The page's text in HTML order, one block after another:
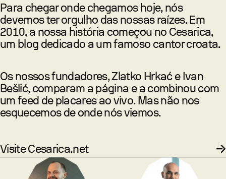
Para chegar onde chegamos hoje, nós
devemos ter orgulho das nossas raízes. Em
2010, a nossa história começou no Cesarica,
um blog dedicado a um famoso cantor croata.
Os nossos fundadores, Zlatko Hrkać e Ivan
Bešlić, comparam a página e a combinou com
um feed de placares ao vivo. Mas não nos
esquecemos de onde nós viemos.
Visite Cesarica.net